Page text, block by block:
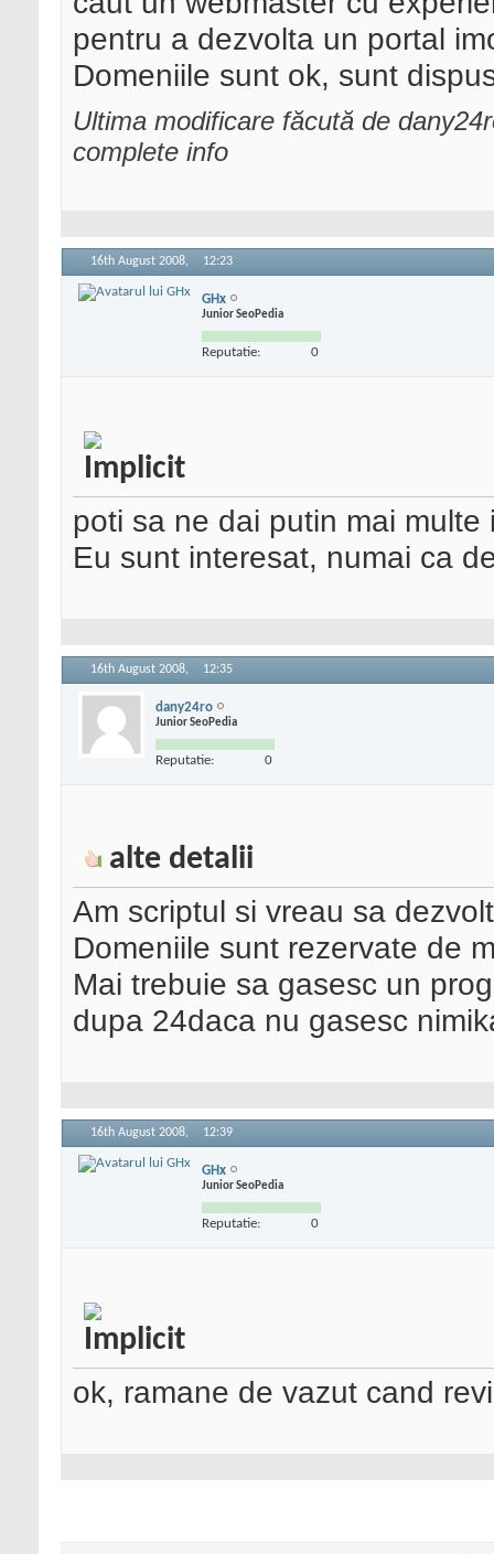
pentru a dezvolta un portal
Domeniile sunt ok, sunt
Ultima modificare făcută de
complete info
16th August 2008, 12:23
GHx
Junior SeoPedia
Reputatie: 0
poti sa ne dai putin mai
Eu sunt interesat, numai ca
16th August 2008, 12:35
dany24ro
Junior SeoPedia
Reputatie: 0
alte detalii
Am scriptul si vreau sa
Domeniile sunt rezervate de
Mai trebuie sa gasesc un
dupa 24daca nu gasesc
16th August 2008, 12:39
GHx
Junior SeoPedia
Reputatie: 0
ok, ramane de vazut cand